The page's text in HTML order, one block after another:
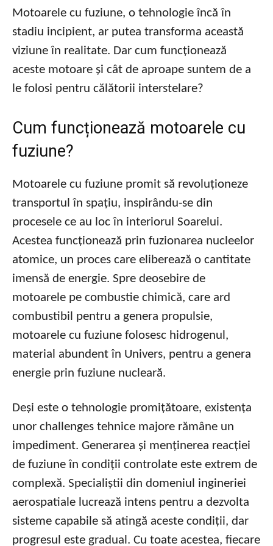
Motoarele cu fuziune, o tehnologie încă în
stadiu incipient, ar putea transforma această
viziune în realitate. Dar cum funcționează
aceste motoare și cât de aproape suntem de a
le folosi pentru călătorii interstelare?
Cum funcționează motoarele cu
fuziune?
Motoarele cu fuziune promit să revoluționeze
transportul în spațiu, inspirându-se din
procesele ce au loc în interiorul Soarelui.
Acestea funcționează prin fuzionarea nucleelor
atomice, un proces care eliberează o cantitate
imensă de energie. Spre deosebire de
motoarele pe combustie chimică, care ard
combustibil pentru a genera propulsie,
motoarele cu fuziune folosesc hidrogenul,
material abundent în Univers, pentru a genera
energie prin fuziune nucleară.
Deși este o tehnologie promițătoare, existența
unor challenges tehnice majore rămâne un
impediment. Generarea și menținerea reacției
de fuziune în condiții controlate este extrem de
complexă. Specialiștii din domeniul ingineriei
aerospatiale lucrează intens pentru a dezvolta
sisteme capabile să atingă aceste condiții, dar
progresul este gradual. Cu toate acestea, fiecare